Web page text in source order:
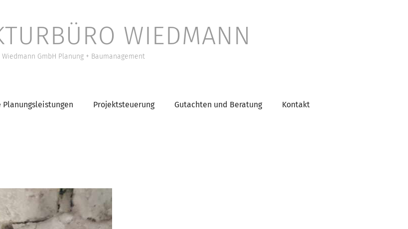
WIEDMANN
Wiedmann GmbH Planung + Baumanagement
Projektsteuerung Gutachten und Beratung Kontakt